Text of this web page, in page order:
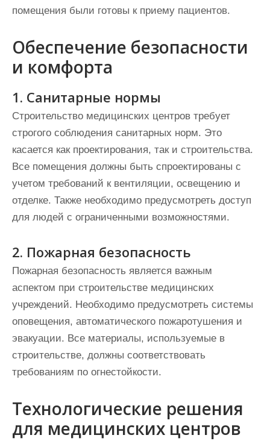
помещения были готовы к приему пациентов.
Обеспечение безопасности
и комфорта
1. Санитарные нормы
Строительство медицинских центров требует
строгого соблюдения санитарных норм. Это
касается как проектирования, так и строительства.
Все помещения должны быть спроектированы с
учетом требований к вентиляции, освещению и
отделке. Также необходимо предусмотреть доступ
для людей с ограниченными возможностями.
2. Пожарная безопасность
Пожарная безопасность является важным
аспектом при строительстве медицинских
учреждений. Необходимо предусмотреть системы
оповещения, автоматического пожаротушения и
эвакуации. Все материалы, используемые в
строительстве, должны соответствовать
требованиям по огнестойкости.
Технологические решения
для медицинских центров